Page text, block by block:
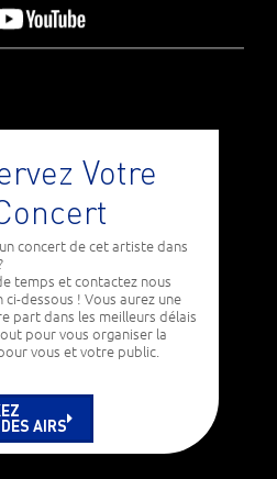
Votre
concert de cet artiste dans
temps et contactez nous
dessous ! Vous aurez une
part dans les meilleurs délais
pour vous organiser la
vous et votre public.
AIRS